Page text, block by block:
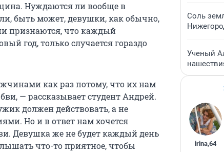
Нуждаются ли вообще в
быть может, девушки, как обычно,
признаются, что каждый
год, только случается гораздо
как раз потому, что их нам
— рассказывает студент Андрей.
должен действовать, а не
Но и в ответ нам хочется
Девушка же не будет каждый день
что-то приятное, чтобы
Соль
Ученый
irina,64